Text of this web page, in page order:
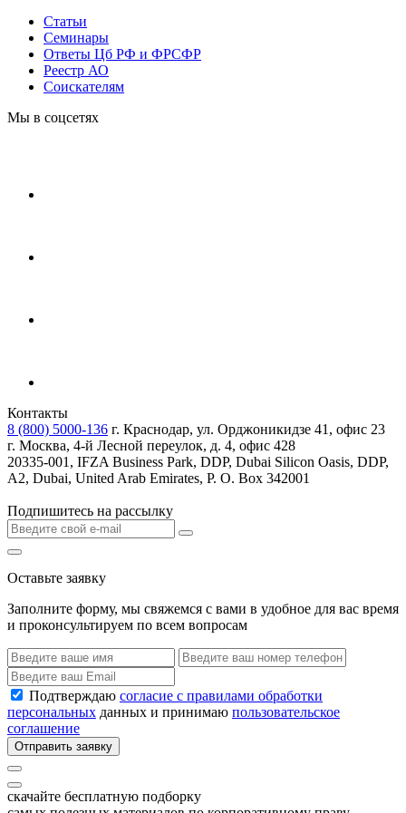
Статьи
Cеминары
Ответы Цб РФ и ФРСФР
Реестр АО
Соискателям
Мы в соцсетях
Контакты
8 (800) 5000-136 г. Краснодар, ул. Орджоникидзе 41, офис 23
г. Москва, 4-й Лесной переулок, д. 4, офис 428
20335-001, IFZA Business Park, DDP, Dubai Silicon Oasis, DDP,
A2, Dubai, United Arab Emirates, P. O. Box 342001
Подпишитесь на рассылку
Оставьте заявку
Заполните форму, мы свяжемся с вами в удобное для вас время
и проконсультируем по всем вопросам
Подтверждаю согласие с правилами обработки
персональных данных и принимаю пользовательское
соглашение
Отправить заявку
скачайте бесплатную подборку